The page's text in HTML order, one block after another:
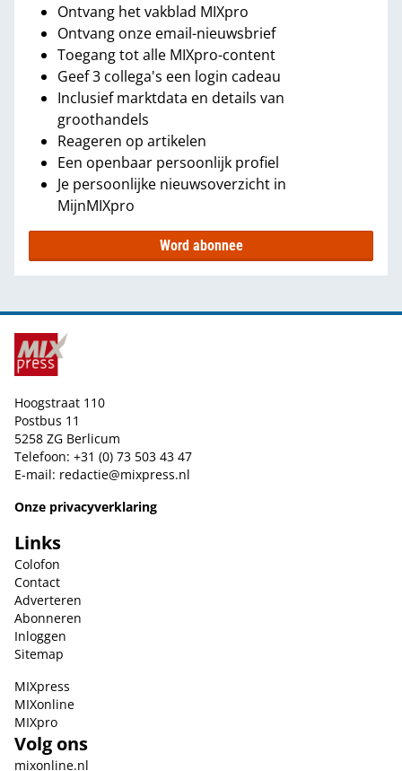
Ontvang het vakblad MIXpro
Ontvang onze email-nieuwsbrief
Toegang tot alle MIXpro-content
Geef 3 collega's een login cadeau
Inclusief marktdata en details van
groothandels
Reageren op artikelen
Een openbaar persoonlijk profiel
Je persoonlijke nieuwsoverzicht in
MijnMIXpro
Word abonnee
Hoogstraat 110
Postbus 11
5258 ZG Berlicum
Telefoon: +31 (0) 73 503 43 47
E-mail: redactie@mixpress.nl
Onze privacyverklaring
Links
Colofon
Contact
Adverteren
Abonneren
Inloggen
Sitemap
MIXpress
MIXonline
MIXpro
Volg ons
mixonline.nl